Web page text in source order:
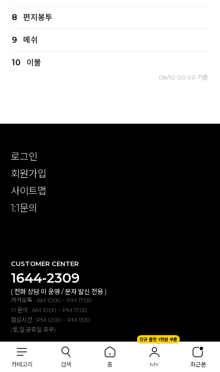
카테고리 검색 홈
신규 플친 1천원 쿠폰
MY 최근본
8 편지봉투
9 메쉬
10 이불
08/10 00:00 기준
로그인
회원가입
사이트맵
1:1문의
CUSTOMER CENTER
1644-2309
( 전화 상담 미 운영 / 문자 발신 전용 )
카카오톡 : AM 10:00 ~ PM 17:00
1:1 문의 : AM 10:00 ~ PM 17:00
점심시간 : PM 12:00 ~ PM 13:10
(토,일,공휴일 휴무)
BANK INFO